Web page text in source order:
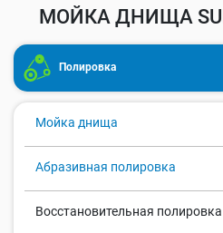
МОЙКА ДНИЩА
Полировка
Мойка днища
Абразивная полировка
Восстановительная полировка